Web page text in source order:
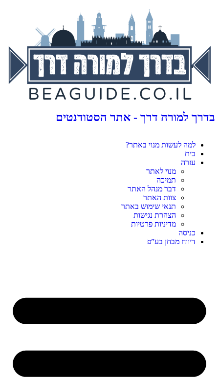
בדרך למורה דרך - אתר הסטודנטים
למה לעשות מנוי באתר?
בית
עזרה
מנוי לאתר
תמיכה
דבר מנהל האתר
צוות האתר
תנאי שימוש באתר
הצהרת נגישות
מדיניות פרטיות
כניסה
דיווח מבחן בע”פ